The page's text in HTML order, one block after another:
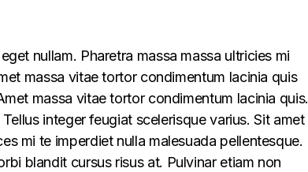
nullam. Pharetra massa massa ultricies mi
massa vitae tortor condimentum lacinia quis
massa vitae tortor condimentum lacinia quis.
integer feugiat scelerisque varius. Sit amet
mi te imperdiet nulla malesuada pellentesque.
blandit cursus risus at. Pulvinar etiam non